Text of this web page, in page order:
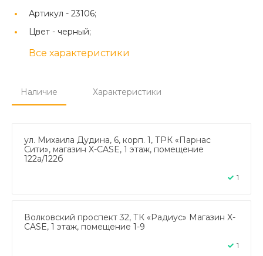
Артикул - 23106;
Цвет - черный;
Все характеристики
Наличие Характеристики
ул. Михаила Дудина, 6, корп. 1, ТРК «Парнас
Сити», магазин X-CASE, 1 этаж, помещение
122а/122б
1
Волковский проспект 32, ТК «Радиус» Магазин X-
CASE, 1 этаж, помещение 1-9
1